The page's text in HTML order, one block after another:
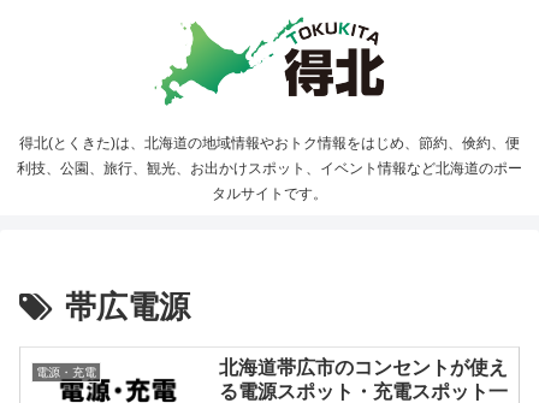
得北(とくきた)は、北海道の地域情報やおトク情報をはじめ、節約、倹約、便
利技、公園、旅行、観光、お出かけスポット、イベント情報など北海道のポー
タルサイトです。
帯広電源
電源・充電
北海道帯広市のコンセントが使え
る電源スポット・充電スポット一